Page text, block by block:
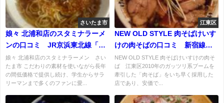
さいたま市
娘々 北浦和店のスタミナラーメ
ンの口コミ JR京浜東北線「北
浦和駅」より徒歩3分ほど
娘々 北浦和店のスタミナラーメン さい
たま市 こだわりの素材を使いながら長年
の間低価格で提供し続け、学生からサラ
リーマンまで多くのファンに愛...
江東区
NEW OLD STYLE 肉そばけいす
けの肉そばの口コミ 新宿線、
半蔵門線「住吉駅」から徒歩1分
NEW OLD STYLE 肉そばけいすけの肉そ
ば 江東区2010年のガッツリ系ブームを
牽引した「肉そば」をいち早く採用した
店であり、安価で...